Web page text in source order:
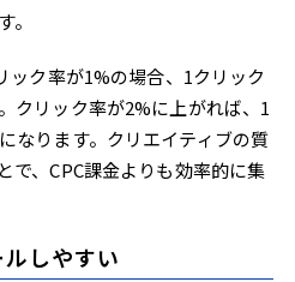
。
ック率が1%の場合、1クリック
クリック率が2%に上がれば、1
なります。クリエイティブの質
で、CPC課金よりも効率的に集
しやすい